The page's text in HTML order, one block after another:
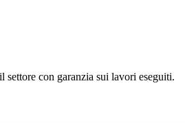
settore con garanzia sui lavori eseguiti.